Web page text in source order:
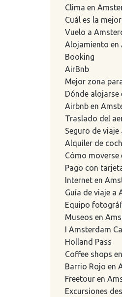
Clima en
Cuál es la
Vuelo a
Alojamiento en
Booking
AirBnb
Mejor zona
Dónde alojarse
Airbnb en
Traslado del
Seguro de
Alquiler de
Cómo moverse
Pago con
Internet en
Guía de viaje a
Equipo
Museos en
I Amsterdam
Holland Pass
Coffee shops
Barrio Rojo en
Freetour en
Excursiones